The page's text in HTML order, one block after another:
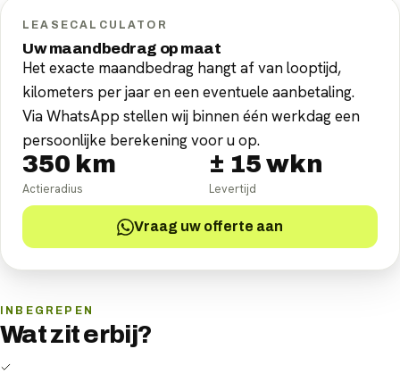
LEASECALCULATOR
Uw maandbedrag op maat
Het exacte maandbedrag hangt af van looptijd,
kilometers per jaar en een eventuele aanbetaling.
Via WhatsApp stellen wij binnen één werkdag een
persoonlijke berekening voor u op.
350 km
Actieradius
± 15 wkn
Levertijd
Vraag uw offerte aan
INBEGREPEN
Wat zit erbij?